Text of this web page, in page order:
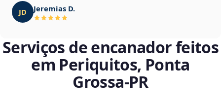
JD Jeremias D.
Serviços de encanador feitos
em Periquitos, Ponta
Grossa‑PR